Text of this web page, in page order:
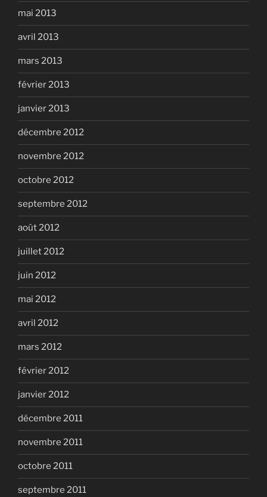
mai 2013
avril 2013
mars 2013
février 2013
janvier 2013
décembre 2012
novembre 2012
octobre 2012
septembre 2012
août 2012
juillet 2012
juin 2012
mai 2012
avril 2012
mars 2012
février 2012
janvier 2012
décembre 2011
novembre 2011
octobre 2011
septembre 2011